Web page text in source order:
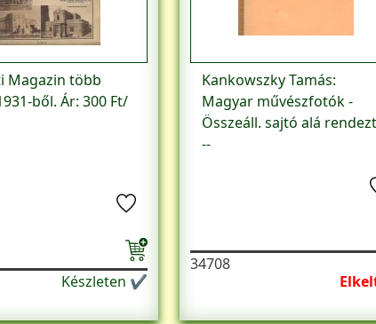
Magazin több
ből. Ár: 300 Ft/
Készleten ✔
Kankowszky Tamás:
Magyar művészfotók -
Összeáll. sajtó alá
--
34708